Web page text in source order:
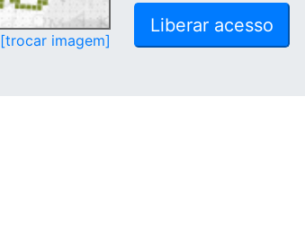
[trocar imagem]